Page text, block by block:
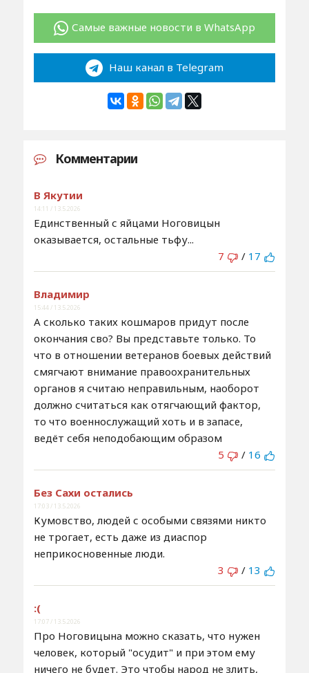
Самые важные новости в WhatsApp
Наш канал в Telegram
Комментарии
В Якутии
14:11 / 13.5.2026
Единственный с яйцами Ноговицын
оказывается, остальные тьфу...
7
/ 17
Владимир
15:44 / 13.5.2026
А сколько таких кошмаров придут после
окончания сво? Вы представьте только. То
что в отношении ветеранов боевых действий
смягчают внимание правоохранительных
органов я считаю неправильным, наоборот
должно считаться как отягчающий фактор,
то что военнослужащий хоть и в запасе,
ведёт себя неподобающим образом
5
/ 16
Без Сахи остались
17:03 / 13.5.2026
Кумовство, людей с особыми связями никто
не трогает, есть даже из диаспор
неприкосновенные люди.
3
/ 13
:(
17:07 / 13.5.2026
Про Ноговицына можно сказать, что нужен
человек, который "осудит" и при этом ему
ничего не будет. Это чтобы народ не злить,